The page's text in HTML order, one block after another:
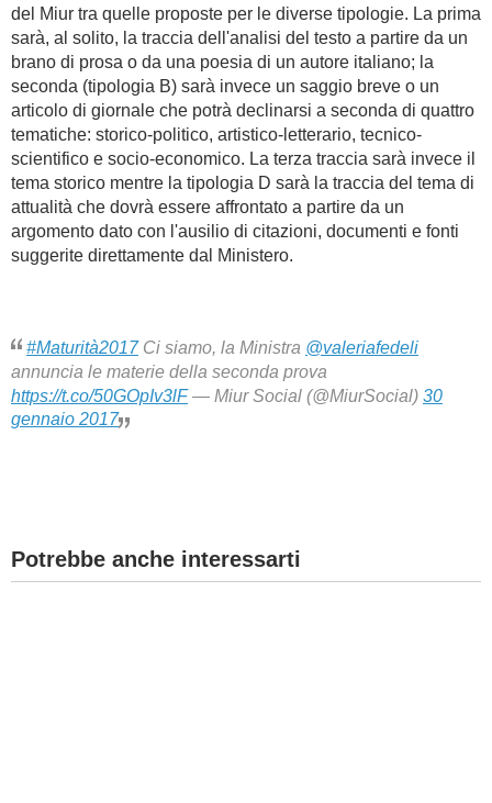
del Miur tra quelle proposte per le diverse tipologie. La prima
sarà, al solito, la traccia dell'analisi del testo a partire da un
brano di prosa o da una poesia di un autore italiano; la
seconda (tipologia B) sarà invece un saggio breve o un
articolo di giornale che potrà declinarsi a seconda di quattro
tematiche: storico-politico, artistico-letterario, tecnico-
scientifico e socio-economico. La terza traccia sarà invece il
tema storico mentre la tipologia D sarà la traccia del tema di
attualità che dovrà essere affrontato a partire da un
argomento dato con l'ausilio di citazioni, documenti e fonti
suggerite direttamente dal Ministero.
#Maturità2017Ci siamo, la Ministra @valeriafedeli
annuncia le materie della seconda prova
https://t.co/50GOpIv3lF— Miur Social (@MiurSocial) 30
gennaio 2017
Potrebbe anche interessarti